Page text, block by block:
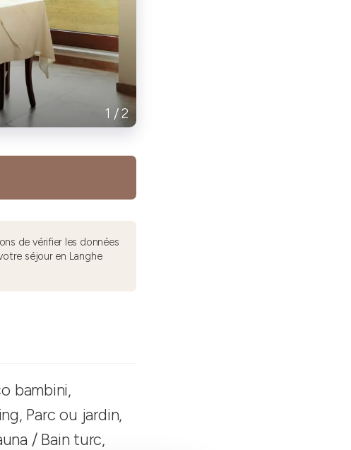
1 /2
de vérifier les données
séjour en Langhe
bambini,
Parc ou jardin,
/ Bain turc,